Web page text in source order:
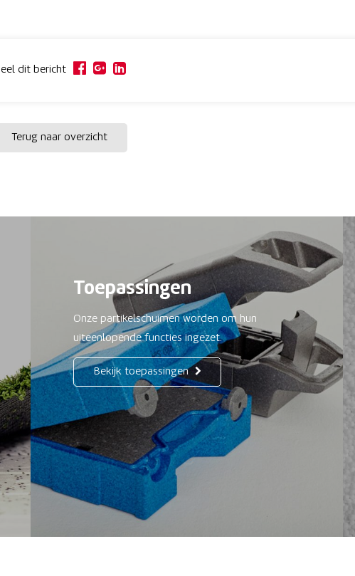
dit bericht
Terug naar overzicht
Toepassingen
Onze partikelschuimen worden om hun
uiteenlopende functies ingezet.
Bekijk toepassingen